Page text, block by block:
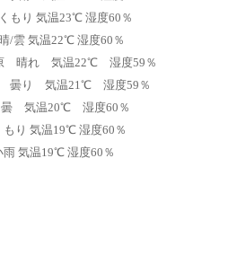
もり 気温23℃ 湿度60％
/雲 気温22℃ 湿度60％
晴れ 気温22℃ 湿度59％
曇り 気温21℃ 湿度59％
曇 気温20℃ 湿度60％
もり 気温19℃ 湿度60％
雨 気温19℃ 湿度60％